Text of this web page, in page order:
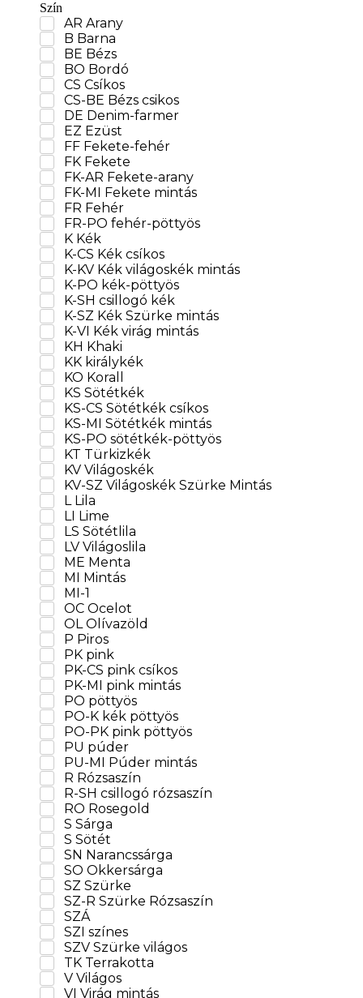
Szín
AR Arany
B Barna
BE Bézs
BO Bordó
CS Csíkos
CS-BE Bézs csikos
DE Denim-farmer
EZ Ezüst
FF Fekete-fehér
FK Fekete
FK-AR Fekete-arany
FK-MI Fekete mintás
FR Fehér
FR-PO fehér-pöttyös
K Kék
K-CS Kék csíkos
K-KV Kék világoskék mintás
K-PO kék-pöttyös
K-SH csillogó kék
K-SZ Kék Szürke mintás
K-VI Kék virág mintás
KH Khaki
KK királykék
KO Korall
KS Sötétkék
KS-CS Sötétkék csíkos
KS-MI Sötétkék mintás
KS-PO sötétkék-pöttyös
KT Türkizkék
KV Világoskék
KV-SZ Világoskék Szürke Mintás
L Lila
LI Lime
LS Sötétlila
LV Világoslila
ME Menta
MI Mintás
MI-1
OC Ocelot
OL Olívazöld
P Piros
PK pink
PK-CS pink csíkos
PK-MI pink mintás
PO pöttyös
PO-K kék pöttyös
PO-PK pink pöttyös
PU púder
PU-MI Púder mintás
R Rózsaszín
R-SH csillogó rózsaszín
RO Rosegold
S Sárga
S Sötét
SN Narancssárga
SO Okkersárga
SZ Szürke
SZ-R Szürke Rózsaszín
SZÁ
SZI színes
SZV Szürke világos
TK Terrakotta
V Világos
VI Virág mintás